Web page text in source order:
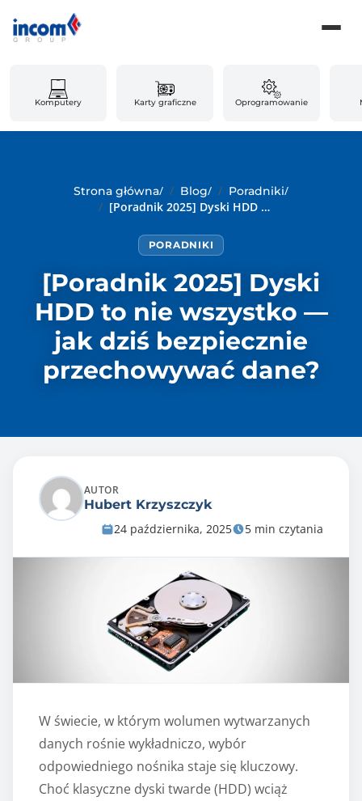
Komputery Karty graficzne Oprogramowanie
Strona główna/ Blog/ Poradniki/
[Poradnik 2025] Dyski HDD to nie wszystko — jak dziś bezpiecznie przechowywać dane?
PORADNIKI
[Poradnik 2025] Dyski
HDD to nie wszystko —
jak dziś bezpiecznie
przechowywać dane?
AUTOR
Hubert Krzyszczyk
24 października, 2025
5 min czytania
W świecie, w którym wolumen wytwarzanych
danych rośnie wykładniczo, wybór
odpowiedniego nośnika staje się kluczowy.
Choć klasyczne dyski twarde (HDD) wciąż